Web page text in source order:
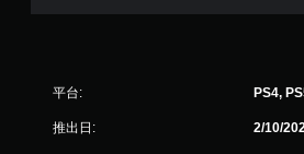
平台: PS4,
推出日: 2/10/